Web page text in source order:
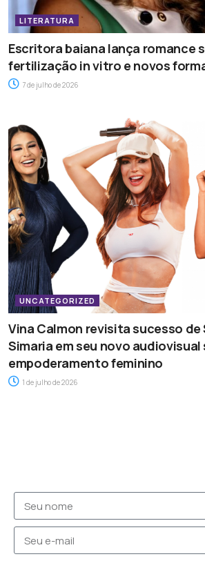
LITERATURA
Escritora baiana lança romance
fertilização in vitro e novos
7 de julho de 2026
UNCATEGORIZED
Vina Calmon revisita sucesso de
Simaria em seu novo audiovisual
empoderamento feminino
1 de julho de 2026